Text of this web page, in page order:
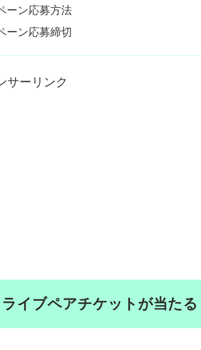
ーン応募方法
ーン応募締切
サーリンク
イブペアチケットが当たる